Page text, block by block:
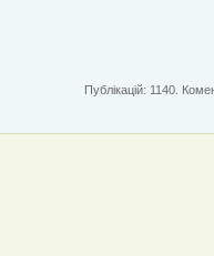
Публікацій: 1140.